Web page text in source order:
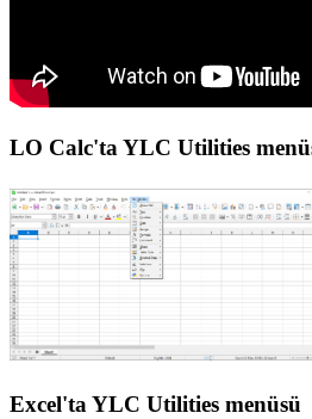
LO Calc'ta YLC Utilities
Excel'ta YLC Utilities menüsü